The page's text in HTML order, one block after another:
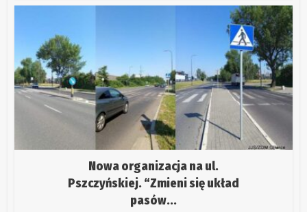
Nowa organizacja na ul.
Pszczyńskiej. “Zmieni się układ
pasów...